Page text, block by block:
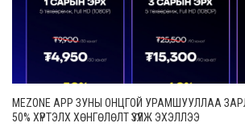
MEZONE APP ЗУНЫ ОНЦГОЙ УРАМШУУЛЛАА
50% ХҮРТЭЛХ ХӨНГӨЛӨЛТ ҮЗҮҮЛЖ ЭХЭЛЛЭЭ